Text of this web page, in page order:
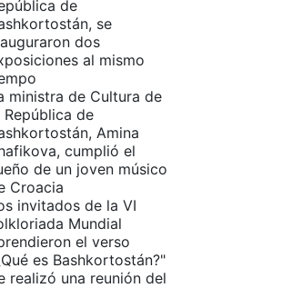
de
se
dos
al mismo
ministra de Cultura de
República de
Amina
cumplió el
de un joven músico
Croacia
invitados de la VI
Mundial
el verso
es Bashkortostán?"
realizó una reunión del